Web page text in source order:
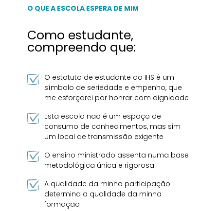
O QUE A ESCOLA ESPERA DE MIM
Como estudante,
compreendo que:
O estatuto de estudante do IHS é um
símbolo de seriedade e empenho, que
me esforçarei por honrar com dignidade
Esta escola não é um espaço de
consumo de conhecimentos, mas sim
um local de transmissão exigente
O ensino ministrado assenta numa base
metodológica única e rigorosa
A qualidade da minha participação
determina a qualidade da minha
formação